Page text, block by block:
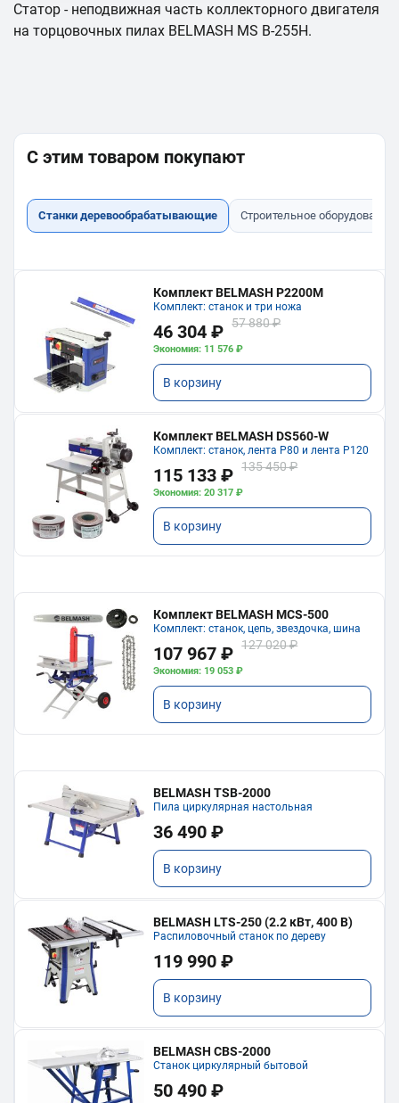
Статор - неподвижная часть коллекторного двигателя
на торцовочных пилах BELMASH MS B-255H.
С этим товаром покупают
Станки деревообрабатывающие Строительное оборудование
Комплект BELMASH P2200M
Комплект: станок и три ножа
46 304 ₽ 57 880 ₽
Экономия: 11 576 ₽
В корзину
Комплект BELMASH DS560-W
Комплект: станок, лента P80 и лента P120
115 133 ₽ 135 450 ₽
Экономия: 20 317 ₽
В корзину
Комплект BELMASH MCS-500
Комплект: станок, цепь, звездочка, шина
107 967 ₽ 127 020 ₽
Экономия: 19 053 ₽
В корзину
BELMASH TSB-2000
Пила циркулярная настольная
36 490 ₽
В корзину
BELMASH LTS-250 (2.2 кВт, 400 В)
Распиловочный станок по дереву
119 990 ₽
В корзину
BELMASH CBS-2000
Станок циркулярный бытовой
50 490 ₽